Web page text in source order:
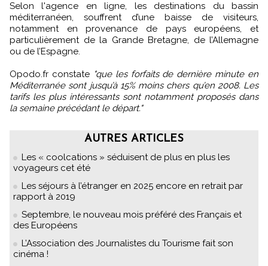
Selon l'agence en ligne, les destinations du bassin
méditerranéen, souffrent d’une baisse de visiteurs,
notamment en provenance de pays européens, et
particulièrement de la Grande Bretagne, de l’Allemagne
ou de l’Espagne.
Opodo.fr constate "que les forfaits de dernière minute en
Méditerranée sont jusqu’à 15% moins chers qu’en 2008. Les
tarifs les plus intéressants sont notamment proposés dans
la semaine précédant le départ."
AUTRES ARTICLES
Les « coolcations » séduisent de plus en plus les
voyageurs cet été
Les séjours à l’étranger en 2025 encore en retrait par
rapport à 2019
Septembre, le nouveau mois préféré des Français et
des Européens
L’Association des Journalistes du Tourisme fait son
cinéma !